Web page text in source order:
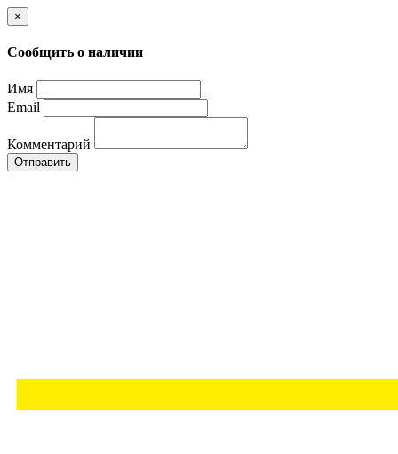
×
Сообщить о наличии
Имя
Email
Комментарий
Отправить